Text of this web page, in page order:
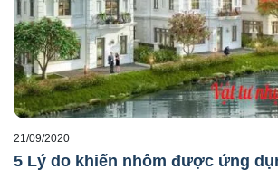
21/09/2020
5 Lý do khiến nhôm được ứng